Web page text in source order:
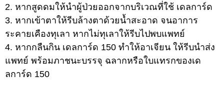
2. หากสูดดมให้นำผู้ป่วยออกจากบริเวณที่ใช้ เดลการ์ด
3. หากเข้าตาให้รีบล้างตาด้วยน้ำสะอาด จนอาการ
ระคายเคืองทุเลา หากไม่ทุเลาให้รีบไปพบแพทย์
4. หากกลืนกิน เดลการ์ด 150 ทำให้อาเจียน ให้รีบนำส่ง
แพทย์ พร้อมภาชนะบรรจุ ฉลากหรือใบแทรกของเด
ลการ์ด 150